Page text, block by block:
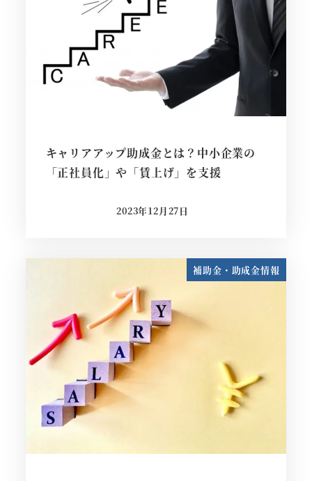
キャリアアップ助成金とは？中小企業の
「正社員化」や「賃上げ」を支援
投稿日
2023年12月27日
補助金・助成金情報